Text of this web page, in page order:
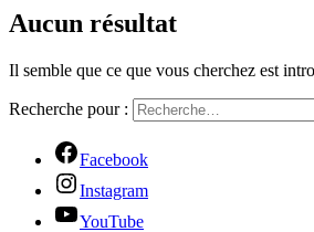
Aucun résultat
Il semble que ce que vous cherchez est
Recherche pour :
Facebook
Instagram
YouTube